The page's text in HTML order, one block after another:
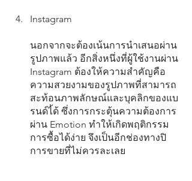
Instagram
นอกจากจะต้องเน้นการนำเสนอผ่าน
รูปภาพแล้ว อีกสิ่งหนึ่งที่ผู้ใช้งานผ่าน
Instagram ต้องให้ความสำคัญคือ
ความสวยงามของรูปภาพที่สามารถ
สะท้อนภาพลักษณ์และบุคลิกของแบ
รนด์ไ้ด้ ซึ่งการกระตุ้นความต้องการ
ผ่าน Emotion ทำให้เกิดพฤติกรรม
การซื้อได้ง่าย จึงเป็นอีกช่องทางปิ
การขายที่ไม่ควรละเลย